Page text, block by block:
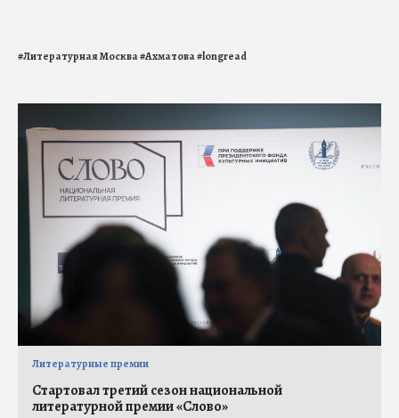
#Литературная Москва#Ахматова#longread
Литературные премии
Стартовал третий сезон национальной
литературной премии «Слово»